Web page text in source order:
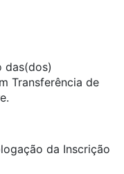
das(dos)
Transferência de
da Inscrição